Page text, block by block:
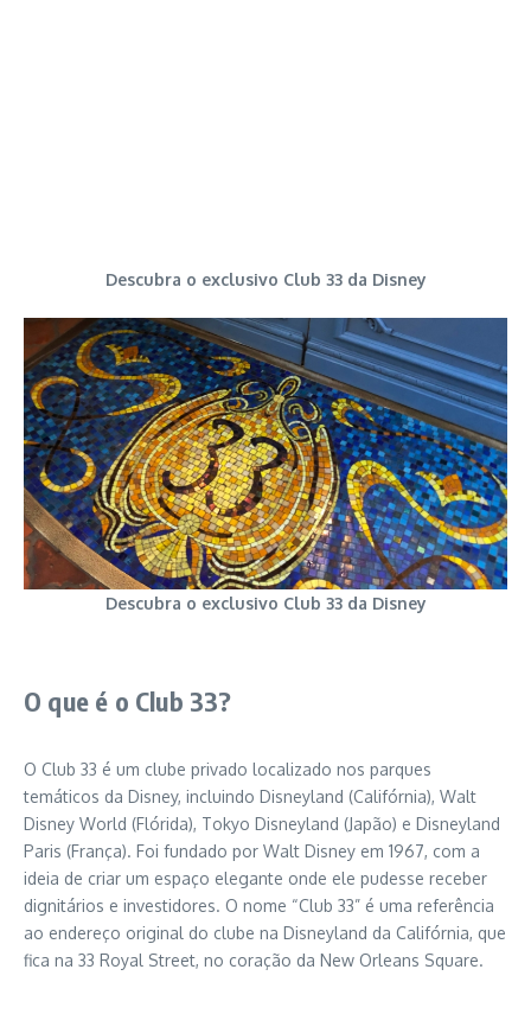
Descubra o exclusivo Club 33 da Disney
Descubra o exclusivo Club 33 da Disney
O que é o Club 33?
O Club 33 é um clube privado localizado nos parques
temáticos da Disney, incluindo Disneyland (Califórnia), Walt
Disney World (Flórida), Tokyo Disneyland (Japão) e Disneyland
Paris (França). Foi fundado por Walt Disney em 1967, com a
ideia de criar um espaço elegante onde ele pudesse receber
dignitários e investidores. O nome “Club 33” é uma referência
ao endereço original do clube na Disneyland da Califórnia, que
fica na 33 Royal Street, no coração da New Orleans Square.